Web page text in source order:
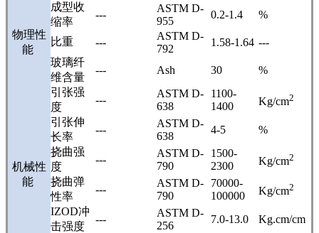
物理性
能
成型收
缩率
---
ASTM D-
955
0.2-1.4 %
比重 ---
ASTM D-
792
1.58-1.64 ---
玻璃纤
维含量
--- Ash 30 %
机械性
能
引张强
度
---
ASTM D-
638
1100-
1400
Kg/cm2
引张伸
长率
---
ASTM D-
638
4-5
%
挠曲强
度
---
ASTM D-
790
1500-
2300
Kg/cm2
挠曲弹
性率
---
ASTM D-
790
70000-
100000
Kg/cm2
IZOD冲
击强度
---
ASTM D-
256
7.0-13.0
Kg.cm/cm